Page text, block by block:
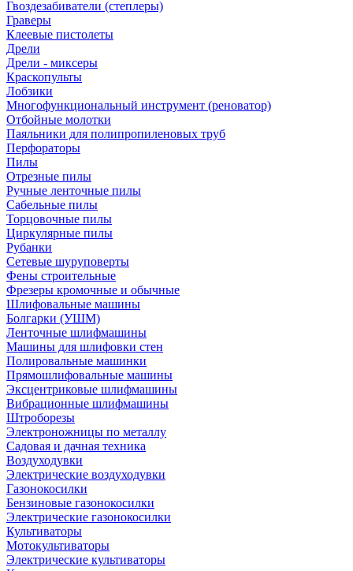
Гвоздезабиватели (степлеры)
Граверы
Клеевые пистолеты
Дрели
Дрели - миксеры
Краскопульты
Лобзики
Многофункциональный инструмент (реноватор)
Отбойные молотки
Паяльники для полипропиленовых труб
Перфораторы
Пилы
Отрезные пилы
Ручные ленточные пилы
Сабельные пилы
Торцовочные пилы
Циркулярные пилы
Рубанки
Сетевые шуруповерты
Фены строительные
Фрезеры кромочные и обычные
Шлифовальные машины
Болгарки (УШМ)
Ленточные шлифмашины
Машины для шлифовки стен
Полировальные машинки
Прямошлифовальные машины
Эксцентриковые шлифмашины
Вибрационные шлифмашины
Штроборезы
Электроножницы по металлу
Садовая и дачная техника
Воздуходувки
Электрические воздуходувки
Газонокосилки
Бензиновые газонокосилки
Электрические газонокосилки
Культиваторы
Мотокультиваторы
Электрические культиваторы